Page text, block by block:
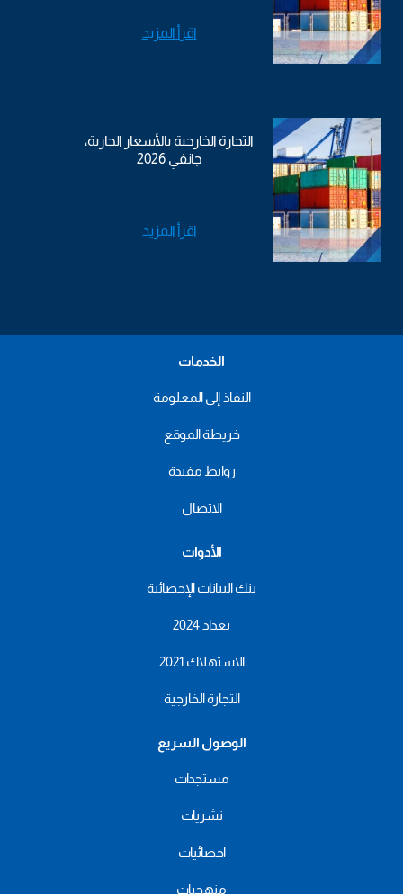
اقرأ المزيد
التجارة الخارجية بالأسعار الجارية،
جانفي 2026
اقرأ المزيد
الخدمات
النفاذ إلى المعلومة
خريطة الموقع
روابط مفيدة
الاتصال
الأدوات
بنك البيانات الإحصائية
تعداد 2024
الاستهلاك 2021
التجارة الخارجية
الوصول السريع
مستجدات
نشريات
احصائيات
منهجيات